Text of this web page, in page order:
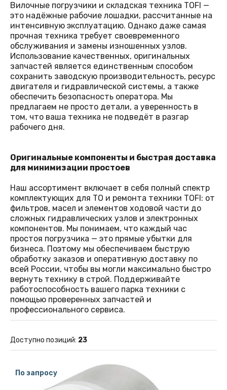
Вилочные погрузчики и складская техника TOFI —
это надёжные рабочие лошадки, рассчитанные на
интенсивную эксплуатацию. Однако даже самая
прочная техника требует своевременного
обслуживания и замены изношенных узлов.
Использование качественных, оригинальных
запчастей является единственным способом
сохранить заводскую производительность, ресурс
двигателя и гидравлической системы, а также
обеспечить безопасность оператора. Мы
предлагаем не просто детали, а уверенность в
том, что ваша техника не подведёт в разгар
рабочего дня.
Оригинальные компоненты и быстрая доставка
для минимизации простоев
Наш ассортимент включает в себя полный спектр
комплектующих для ТО и ремонта техники TOFI: от
фильтров, масел и элементов ходовой части до
сложных гидравлических узлов и электронных
компонентов. Мы понимаем, что каждый час
простоя погрузчика — это прямые убытки для
бизнеса. Поэтому мы обеспечиваем быструю
обработку заказов и оперативную доставку по
всей России, чтобы вы могли максимально быстро
вернуть технику в строй. Поддерживайте
работоспособность вашего парка техники с
помощью проверенных запчастей и
профессионального сервиса.
Доступно позиций: 23
По запросу